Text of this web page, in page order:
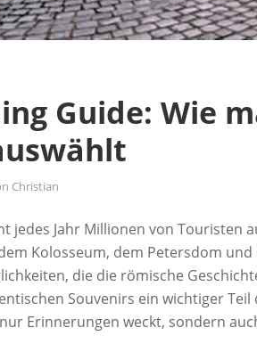
Guide: Wie
Christian
jedes Jahr Millionen von Touristen
Kolosseum, dem Petersdom
die die römische
Souvenirs ein wichtiger
Erinnerungen weckt, sondern